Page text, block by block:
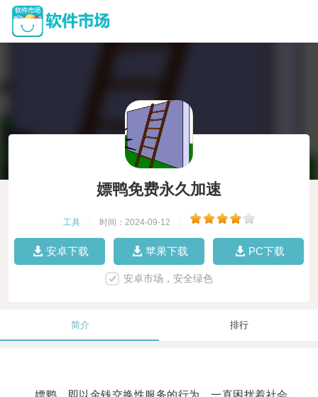
嫖鸭免费永久加速
工具 时间：2024-09-12
安卓下载 苹果下载 PC下载
安卓市场，安全绿色
简介 排行